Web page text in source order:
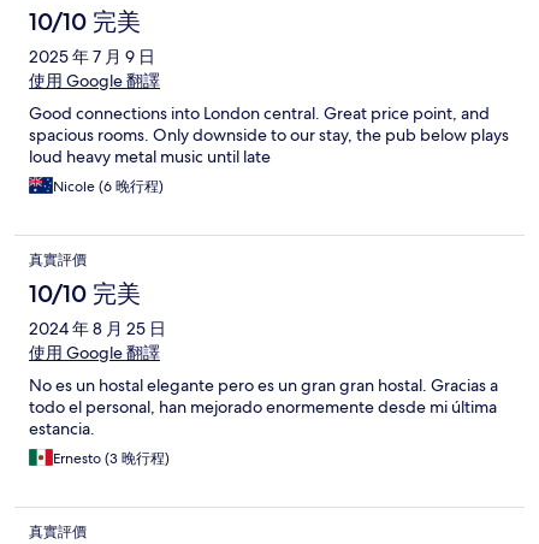
10/10 完美
2025 年 7 月 9 日
使用 Google 翻譯
Good connections into London central. Great price point, and
spacious rooms. Only downside to our stay, the pub below plays
loud heavy metal music until late
Nicole (6 晚行程)
真實評價
10/10 完美
2024 年 8 月 25 日
使用 Google 翻譯
No es un hostal elegante pero es un gran gran hostal. Gracias a
todo el personal, han mejorado enormemente desde mi última
estancia.
Ernesto (3 晚行程)
真實評價